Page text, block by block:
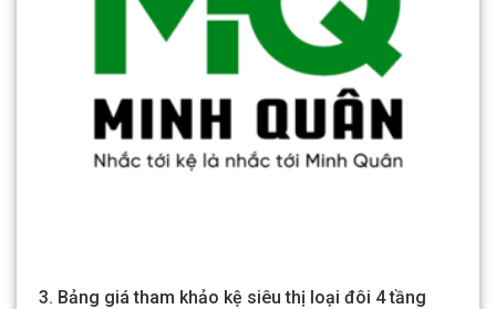
3. Bảng giá tham khảo kệ siêu thị loại đôi 4 tầng